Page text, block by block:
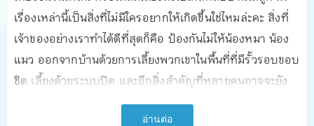
เรื่องเหล่านี้เป็นสิ่งที่ไม่มีใครอยากให้เกิดขึ้นใช่ไหมล่ะคะ สิ่งที่
เจ้าของอย่างเราทำได้ดีที่สุดก็คือ ป้องกันไม่ให้น้องหมา น้อง
แมว ออกจากบ้านด้วยการเลี้ยงพวกเขาในพื้นที่ที่มีรั้วรอบขอบ
ชิด เลี้ยงด้วยระบบปิด และอีกสิ่งสำคัญที่หลายคนอาจจะยัง
นึกไม่ถึงก็คือ การใส่ป้ายห้อยคอ หรือ Tag ชื่อ ให้น้องหมา
อ่านต่อ